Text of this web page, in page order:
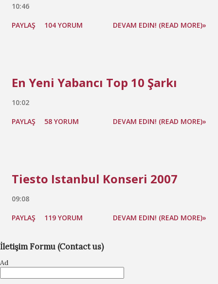
10:46
PAYLAŞ 104 YORUM DEVAM EDIN! (READ MORE)»
En Yeni Yabancı Top 10 Şarkı
10:02
PAYLAŞ 58 YORUM DEVAM EDIN! (READ MORE)»
Tiesto Istanbul Konseri 2007
09:08
PAYLAŞ 119 YORUM DEVAM EDIN! (READ MORE)»
İletişim Formu (Contact us)
Ad